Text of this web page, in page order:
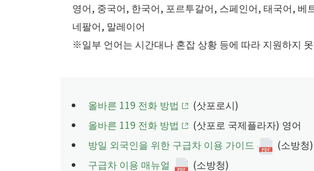
영어, 중국어, 한국어, 포르투갈어, 스페인어, 태국어,
네팔어, 말레이어
※일부 언어는 시간대나 혼잡 상황 등에 따라 지원하지
올바른 119 전화 방법
(삿포로시)
올바른 119 전화 방법
(삿포로 국제플라자) 영어
방일 외국인을 위한 구급차 이용 가이드
(소방청)
구급차 이용 매뉴얼
(소방청)